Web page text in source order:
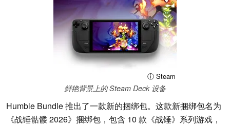
ⓘ Steam
鲜艳背景上的 Steam Deck 设备
Humble Bundle 推出了一款新的捆绑包。这款新捆绑包名为
《战锤骷髅 2026》捆绑包，包含 10 款《战锤》系列游戏，